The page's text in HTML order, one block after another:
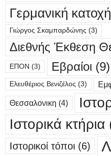
Γερμανική κατοχή
Γιώργος Σκαμπαρδώνης (3)
Διεθνής Έκθεση
ΕΠΟΝ (3) Εβραίοι (9)
Ελευθέριος Βενιζέλος (3)
Θεσσαλονικη (4)
Ιστορικά κτήρια
Ιστορικοί τόποι (6)